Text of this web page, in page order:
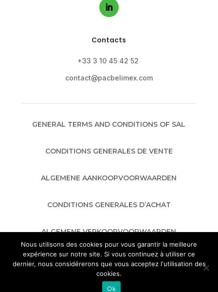
Contacts
+33 3 10 45 42 52
contact@pacbelimex.com
GENERAL TERMS AND CONDITIONS OF SAL
CONDITIONS GENERALES DE VENTE
ALGEMENE AANKOOPVOORWAARDEN
CONDITIONS GENERALES D’ACHAT
ALGEMENE VERKOOPVOORWAARDEN
GENERAL TERMS AND CONDITIONS OF
PURCHASE
Nous utilisons des cookies pour vous garantir la meilleure
expérience sur notre site. Si vous continuez à utiliser ce
dernier, nous considérerons que vous acceptez l'utilisation des
cookies.
Ok